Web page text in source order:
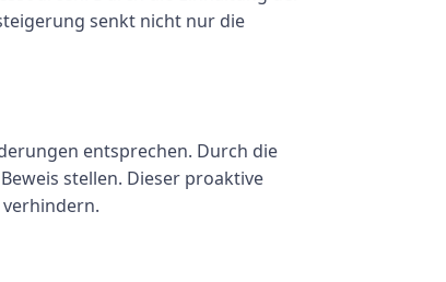
senkt nicht nur die
entsprechen. Durch die
stellen. Dieser proaktive